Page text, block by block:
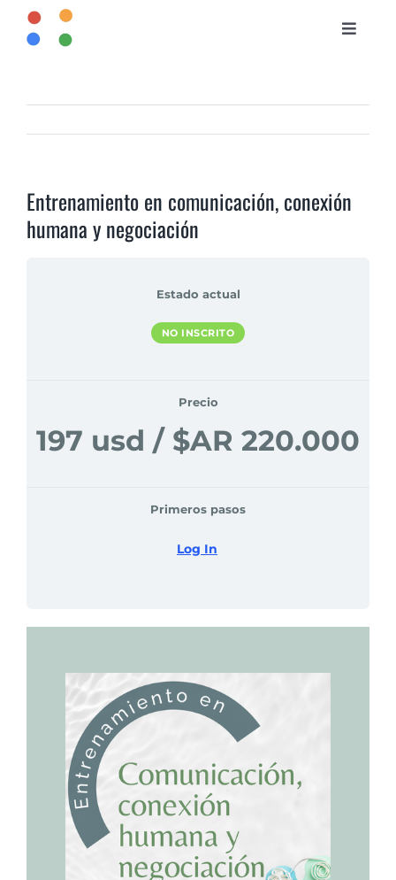
Saltar
contenido
Toggle
BIBLIOTECA
Entrenamiento en comunicación, conexión
humana y negociación
Estado actual
NO INSCRITO
Precio
197 usd / $AR 220.000
Primeros pasos
Log In